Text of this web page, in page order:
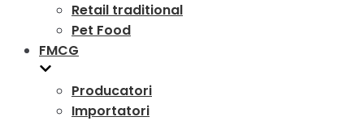
Retail traditional
Pet Food
FMCG
Producatori
Importatori